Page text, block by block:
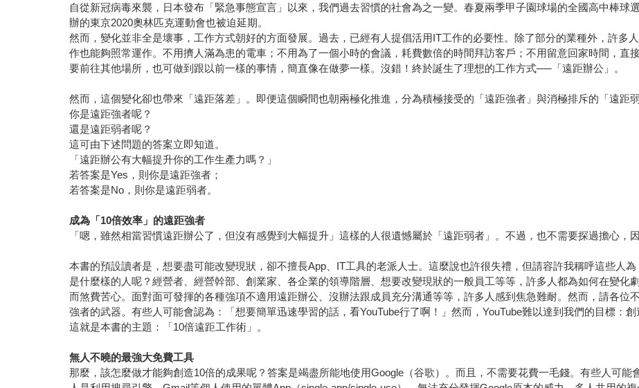
自從新冠病毒來襲，日本發布「緊急事態宣言」以來，我們過去習慣的社會為之一變。春夏兩季甲子園球場的全國高中棒球
辦的東京2020奧林匹克運動會也被迫延期。
然而，變化並非全是壞事，工作方式朝好的方面發展。過去，已經有人提倡活用IT工作的必要性。除了部分的業種外，許多
作也能夠照常運作。不用擠人滿為患的電車；不用為了一個小時的會議，耗費數倍的時間拜訪客戶；不用留意回家時間，直
要前往其他場所，也可做到跟以前一樣的事情，簡直像在做夢一樣。沒錯！終於誕生了理想的工作方式──「遠距辦公」。
然而，這個變化卻也帶來「遠距落差」。即便這個瞬間也朝兩極化推進，分為積極接受的「遠距強者」與消極排斥的「遠距弱
你是遠距強者呢？
還是遠距弱者呢？
這可由下述問題的答案立即知道。
「遠距辦公有大幅提升你的工作生產力嗎？」
若答案是Yes，則你是遠距強者；
若答案是No，則你是遠距弱者。
成為「10倍效率」的遠距強者
「嗯，雖然相當習慣遠距辦公了，但沒有感覺到大幅提升」這樣的人很遺憾屬於「遠距弱者」。不過，也不需要探過擔心，
本書的預設讀者是，想要盡可能改變現狀，卻不擅長App、IT工具的老派人士。這麼說也許很失禮，但請容許我稱呼這些人
是什麼樣的人呢？經營者、經營幹部、創業家、各企業的領導階層、想要改變現狀的一般員工等等，許多人都為如何在變化
而煞費苦心。面對面可發揮的各種強項不適用遠距辦公、沒辦法跟成員充分溝通等等，許多人感到焦急難耐。然而，請各位
強者的武器。有些人可能會認為：「想要簡單迅速學習的話，看YouTube行了啊！」然而，YouTube難以達到我們的目標：創
這就是本書的主題：「10倍遠距工作術」。
無人不曉的最強大免費工具
那麼，該怎麼做才能夠創造10倍的成果呢？答案是竭盡所能地使用Google（谷歌）。而且，不需要花費一毛錢。有些人可能